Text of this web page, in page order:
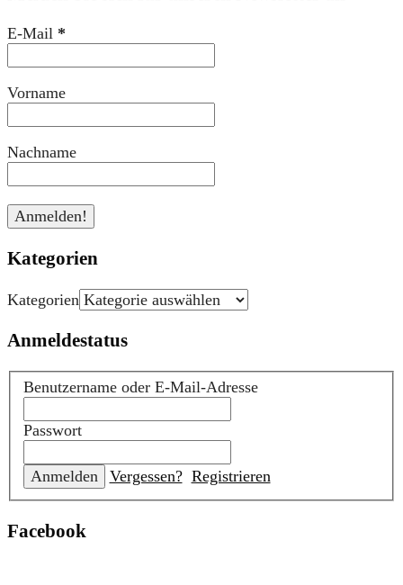
E-Mail *
Vorname
Nachname
Kategorien
Kategorien
Anmeldestatus
Benutzername oder E-Mail-Adresse
Passwort
Vergessen? Registrieren
Facebook